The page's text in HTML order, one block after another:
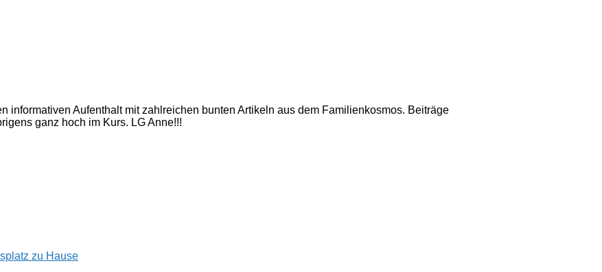
informativen Aufenthalt mit zahlreichen bunten Artikeln aus dem Familienkosmos. Beiträge
ganz hoch im Kurs. LG Anne!!!
zu Hause